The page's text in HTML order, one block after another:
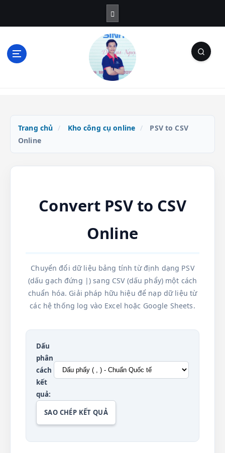
i
Trang chủ / Kho công cụ online /
PSV to CSV
Online
Convert PSV to CSV
Online
Chuyển đổi dữ liệu bảng tính từ định dạng PSV
(dấu gạch đứng |) sang CSV (dấu phẩy) một cách
chuẩn hóa. Giải pháp hữu hiệu để nạp dữ liệu từ
các hệ thống log vào Excel hoặc Google Sheets.
Dấu
phân
cách
kết
quả:
SAO CHÉP KẾT QUẢ